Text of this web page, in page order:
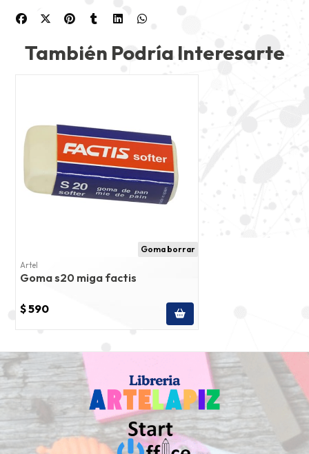
También Podría Interesarte
Goma borrar
Artel
Goma s20 miga factis
$ 590